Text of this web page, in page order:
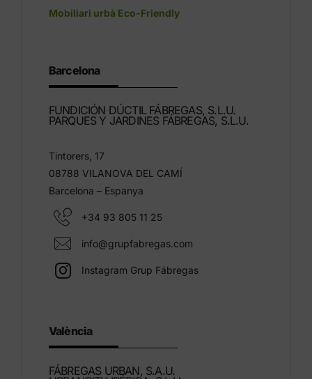
Mobiliari urbà Eco-Friendly
Barcelona
FUNDICIÓN DÚCTIL FÁBREGAS, S.L.U.
PARQUES Y JARDINES FÁBREGAS, S.L.U.
Tintorers, 17
08788 VILANOVA DEL CAMÍ
Barcelona – Espanya
+34 93 805 11 25
info@grupfabregas.com
Instagram Grup Fábregas
València
FÁBREGAS URBAN, S.A.U.